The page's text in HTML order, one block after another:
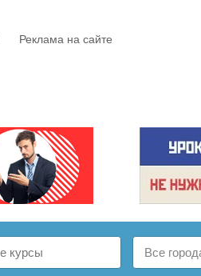
Реклама на сайте